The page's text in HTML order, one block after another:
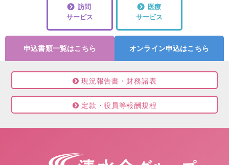
申込書類一覧はこちら オンライン申込はこちら
訪問
サービス
医療
サービス
現況報告書・財務諸表
定款・役員等報酬規程